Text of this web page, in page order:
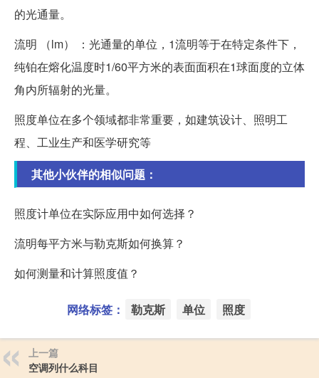
的光通量。
流明 （lm） ：光通量的单位，1流明等于在特定条件下，
纯铂在熔化温度时1/60平方米的表面面积在1球面度的立体
角内所辐射的光量。
照度单位在多个领域都非常重要，如建筑设计、照明工
程、工业生产和医学研究等
其他小伙伴的相似问题：
照度计单位在实际应用中如何选择？
流明每平方米与勒克斯如何换算？
如何测量和计算照度值？
网络标签： 勒克斯 单位 照度
上一篇
空调列什么科目